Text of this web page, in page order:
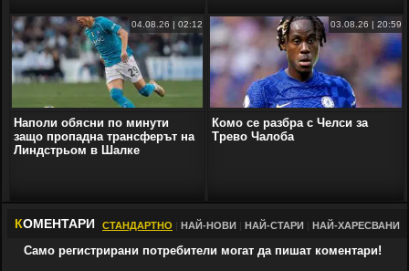
04.08.26 | 02:12
Наполи обясни по минути
защо пропадна трансферът на
Линдстрьом в Шалке
03.08.26 | 20:59
Комо се разбра с Челси за
Трево Чалоба
КОМЕНТАРИ СТАНДАРТНО НАЙ-НОВИ НАЙ-СТАРИ НАЙ-ХАРЕСВАНИ
Само регистрирани потребители могат да пишат коментари!